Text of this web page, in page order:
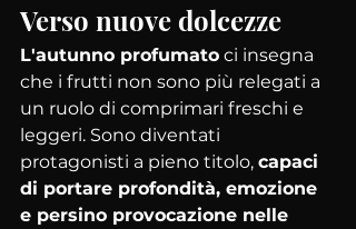
Verso nuove dolcezze
L'autunno profumato ci insegna
che i frutti non sono più relegati a
un ruolo di comprimari freschi e
leggeri. Sono diventati
protagonisti a pieno titolo, capaci
di portare profondità, emozione
e persino provocazione nelle